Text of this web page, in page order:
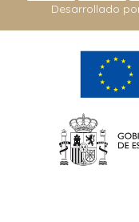
Desarrollado